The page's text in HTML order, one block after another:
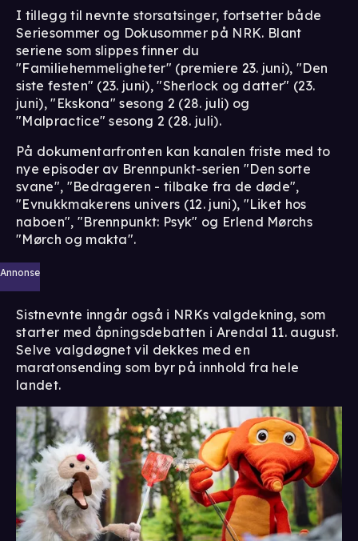
I tillegg til nevnte storsatsinger, fortsetter både
Seriesommer og Dokusommer på NRK. Blant
seriene som slippes finner du
"Familiehemmeligheter" (premiere 23. juni), "Den
siste festen" (23. juni), "Sherlock og datter" (23.
juni), "Ekskona" sesong 2 (28. juli) og
"Malpractice" sesong 2 (28. juli).
På dokumentarfronten kan kanalen friste med to
nye episoder av Brennpunkt-serien "Den sorte
svane", "Bedrageren - tilbake fra de døde",
"Evnukkmakerens univers (12. juni), "Liket hos
naboen", "Brennpunkt: Psyk" og Erlend Mørchs
"Mørch og makta".
Annonse
Sistnevnte inngår også i NRKs valgdekning, som
starter med åpningsdebatten i Arendal 11. august.
Selve valgdøgnet vil dekkes med en
maratonsending som byr på innhold fra hele
landet.